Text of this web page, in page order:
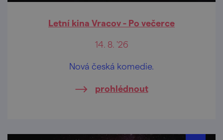
Letní kina Vracov - Po večerce
14. 8. '26
Nová česká komedie.
prohlédnout